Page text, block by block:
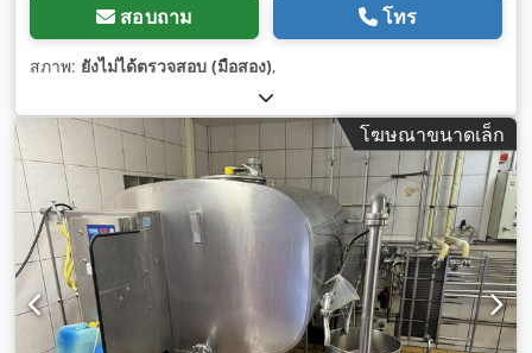
สอบถาม โทร
สภาพ: ยังไม่ได้ตรวจสอบ (มือสอง),
โฆษณาขนาดเล็ก